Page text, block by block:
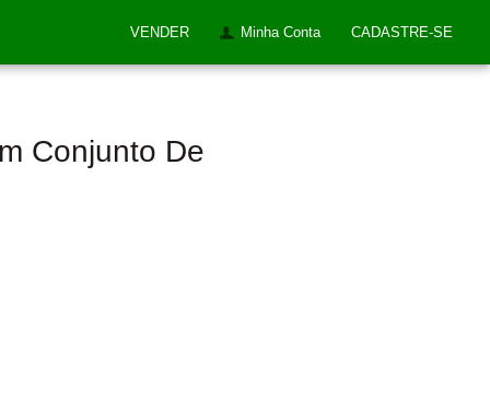
VENDER Minha Conta CADASTRE-SE
Conjunto De